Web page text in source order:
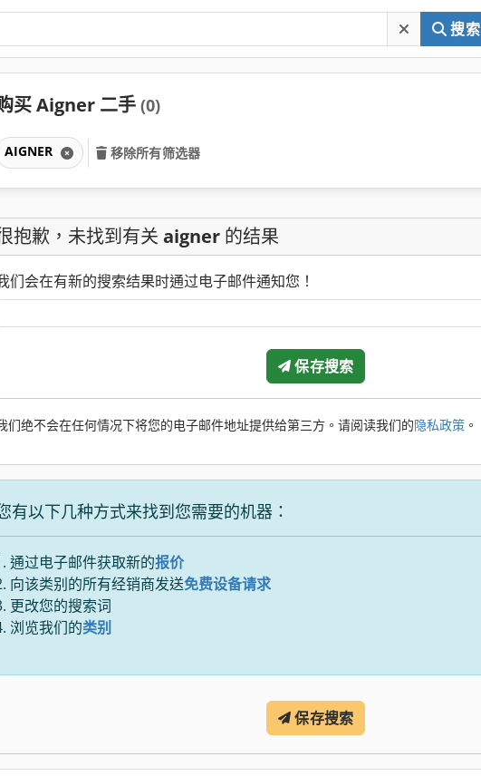
搜索
买 Aigner 二手 (0)
AIGNER 移除所有筛选器
抱歉，未找到有关 aigner 的结果
们会在有新的搜索结果时通过电子邮件通知您！
保存搜索
们绝不会在任何情况下将您的电子邮件地址提供给第三方。请阅读我们的隐私政策 。
有以下几种方式来找到您需要的机器：
通过电子邮件获取新的报价
向该类别的所有经销商发送免费设备请求
更改您的搜索词
浏览我们的类别
保存搜索